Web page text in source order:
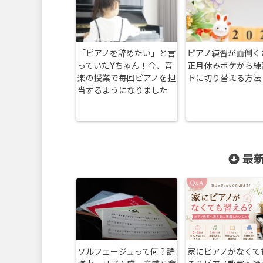
「ピアノを辞めたい」と言
っていたYちゃん！今、音
楽の授業で毎回ピアノを担
当するようになりました
ピアノ練習が面倒
正月休みボケから
ドに切り替える方法
最
ソルフェージュって何？読
家にピアノがなくて